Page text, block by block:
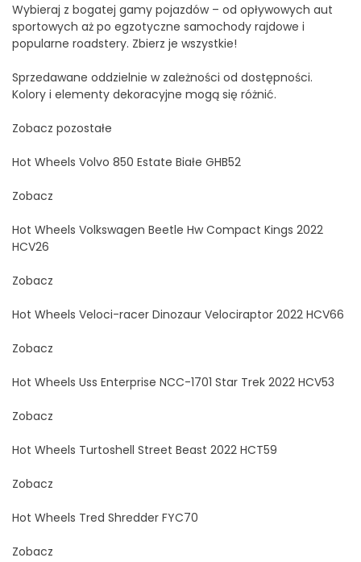
Wybieraj z bogatej gamy pojazdów – od opływowych aut
sportowych aż po egzotyczne samochody rajdowe i
popularne roadstery. Zbierz je wszystkie!
Sprzedawane oddzielnie w zależności od dostępności.
Kolory i elementy dekoracyjne mogą się różnić.
Zobacz pozostałe
Hot Wheels Volvo 850 Estate Białe GHB52
Zobacz
Hot Wheels Volkswagen Beetle Hw Compact Kings 2022
HCV26
Zobacz
Hot Wheels Veloci-racer Dinozaur Velociraptor 2022 HCV66
Zobacz
Hot Wheels Uss Enterprise NCC-1701 Star Trek 2022 HCV53
Zobacz
Hot Wheels Turtoshell Street Beast 2022 HCT59
Zobacz
Hot Wheels Tred Shredder FYC70
Zobacz